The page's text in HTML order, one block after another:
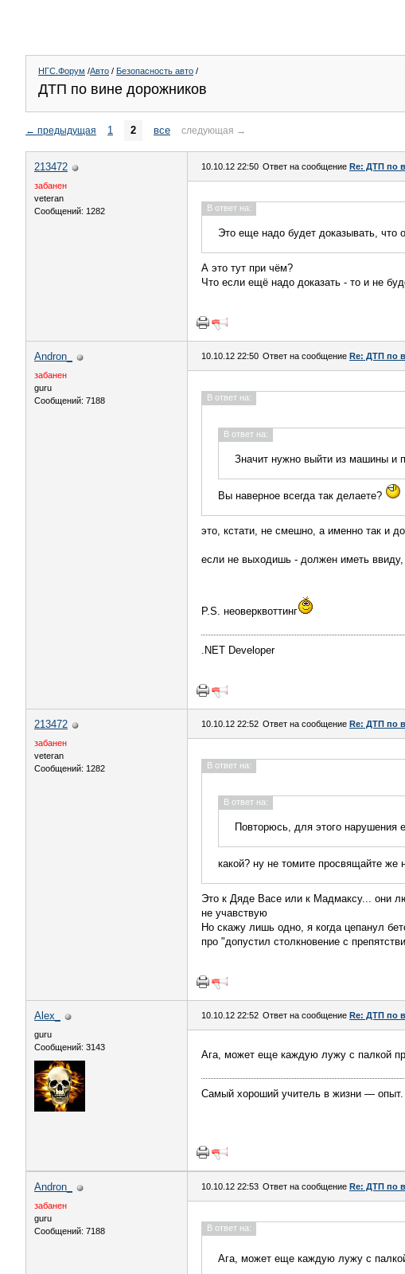
НГС.Форум /Авто / Безопасность авто /
ДТП по вине дорожников
← предыдущая 1 2 все следующая →
213472
забанен
veteran
Сообщений: 1282
10.10.12 22:50 Ответ на сообщение Re: ДТП по
В ответ на:
Это еще надо будет доказывать, что
А это тут при чём?
Что если ещё надо доказать - то и не
Andron_
забанен
guru
Сообщений: 7188
10.10.12 22:50 Ответ на сообщение Re: ДТП по
В ответ на:
В ответ на:
Значит нужно выйти из машины и
Вы наверное всегда так делаете?
это, кстати, не смешно, а именно так и
если не выходишь - должен иметь ввиду,
P.S. неоверквоттинг
.NET Developer
213472
забанен
veteran
Сообщений: 1282
10.10.12 22:52 Ответ на сообщение Re: ДТП по
В ответ на:
В ответ на:
Повторюсь, для этого нарушения
какой? ну не томите просвящайте же
Это к Дяде Васе или к Мадмаксу... они
не учавствую
Но скажу лишь одно, я когда цепанул
про "допустил столкновение с
Alex_
guru
Сообщений: 3143
10.10.12 22:52 Ответ на сообщение Re: ДТП по
Ага, может еще каждую лужу с палкой
Самый хороший учитель в жизни — опыт.
Andron_
забанен
guru
Сообщений: 7188
10.10.12 22:53 Ответ на сообщение Re: ДТП по
В ответ на:
Ага, может еще каждую лужу с